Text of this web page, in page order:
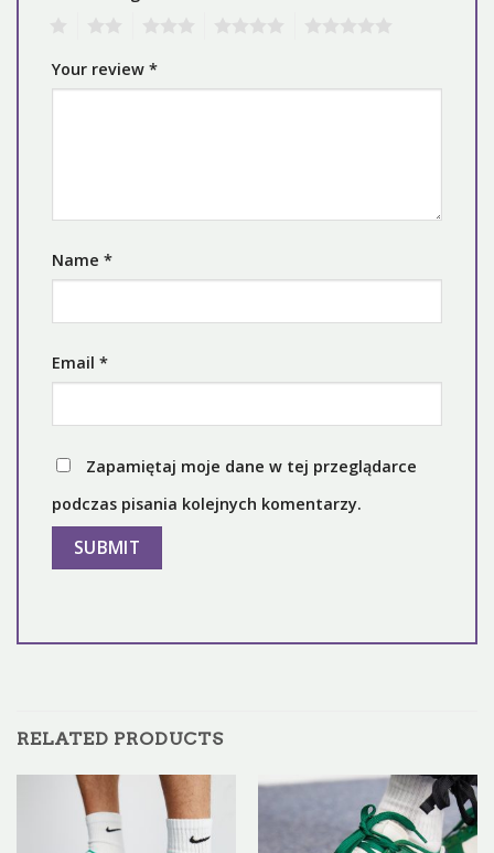
Your review *
Name *
Email *
Zapamiętaj moje dane w tej przeglądarce
podczas pisania kolejnych komentarzy.
RELATED PRODUCTS